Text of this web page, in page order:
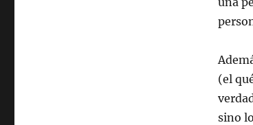
(el
sino